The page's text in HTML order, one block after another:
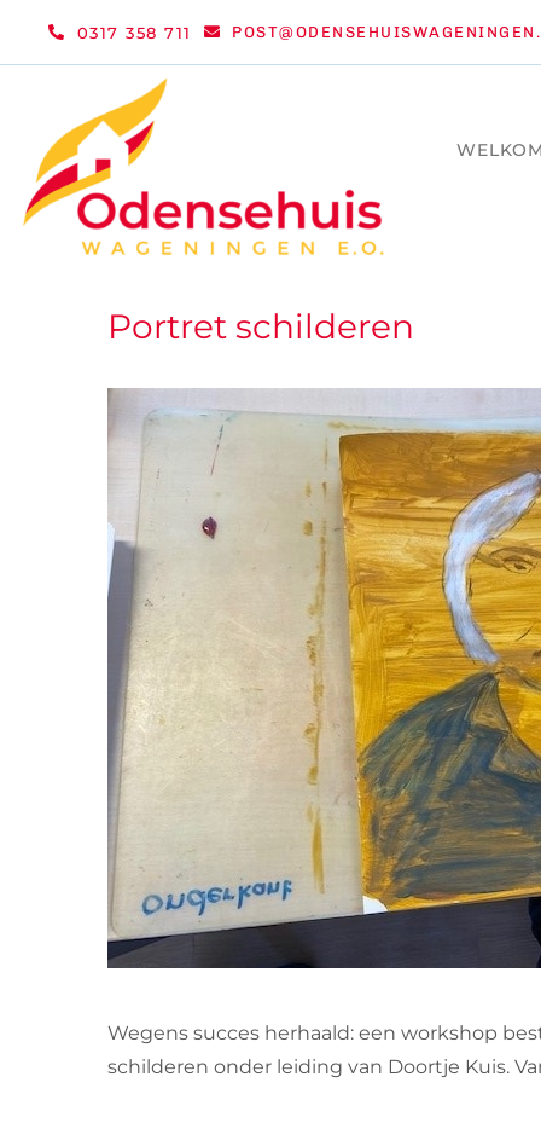
0317 358 711
WELKOM
Portret schilderen
Wegens succes herhaald: een workshop
schilderen onder leiding van Doortje Kuis.